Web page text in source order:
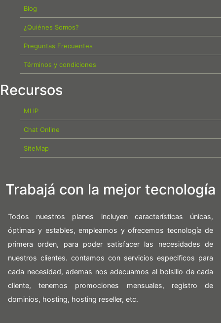
Blog
¿Quiénes Somos?
Preguntas Frecuentes
Términos y condiciones
Recursos
MI IP
Chat Online
SiteMap
Trabajá con la mejor tecnología
Todos nuestros planes incluyen características únicas,
óptimas y estables, empleamos y ofrecemos tecnología de
primera orden, para poder satisfacer las necesidades de
nuestros clientes. contamos con servicios especificos para
cada necesidad, ademas nos adecuamos al bolsillo de cada
cliente, tenemos promociones mensuales, registro de
dominios, hosting, hosting reseller, etc.